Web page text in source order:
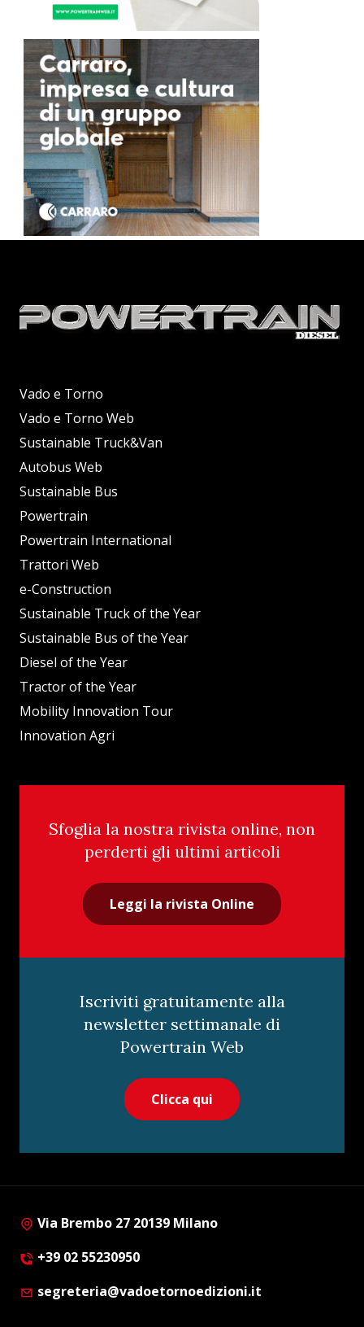
Vado e Torno
Vado e Torno Web
Sustainable Truck&Van
Autobus Web
Sustainable Bus
Powertrain
Powertrain International
Trattori Web
e-Construction
Sustainable Truck of the Year
Sustainable Bus of the Year
Diesel of the Year
Tractor of the Year
Mobility Innovation Tour
Innovation Agri
Sfoglia la nostra rivista online, non
perderti gli ultimi articoli
Leggi la rivista Online
Iscriviti gratuitamente alla
newsletter settimanale di
Powertrain Web
Clicca qui
Via Brembo 27 20139 Milano
+39 02 55230950
segreteria@vadoetornoedizioni.it